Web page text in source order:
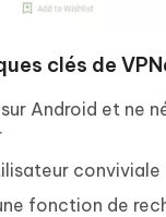
clés de
Android et ne
conviviale
fonction de